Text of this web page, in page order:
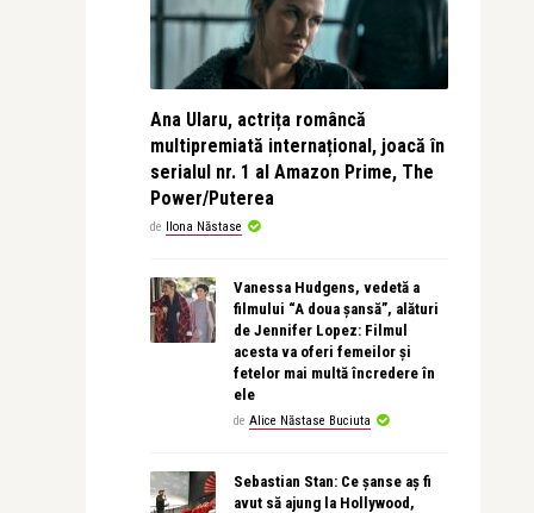
Ana Ularu, actrița româncă
multipremiată internațional, joacă în
serialul nr. 1 al Amazon Prime, The
Power/Puterea
de Ilona Năstase
Vanessa Hudgens, vedetă a
filmului “A doua șansă”, alături
de Jennifer Lopez: Filmul
acesta va oferi femeilor și
fetelor mai multă încredere în
ele
de Alice Năstase Buciuta
Sebastian Stan: Ce șanse aș fi
avut să ajung la Hollywood,